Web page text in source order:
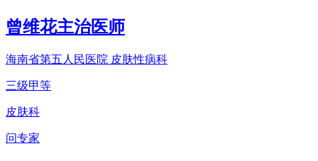
曾维花主治医师
海南省第五人民医院 皮肤性病科
三级甲等
皮肤科
问专家